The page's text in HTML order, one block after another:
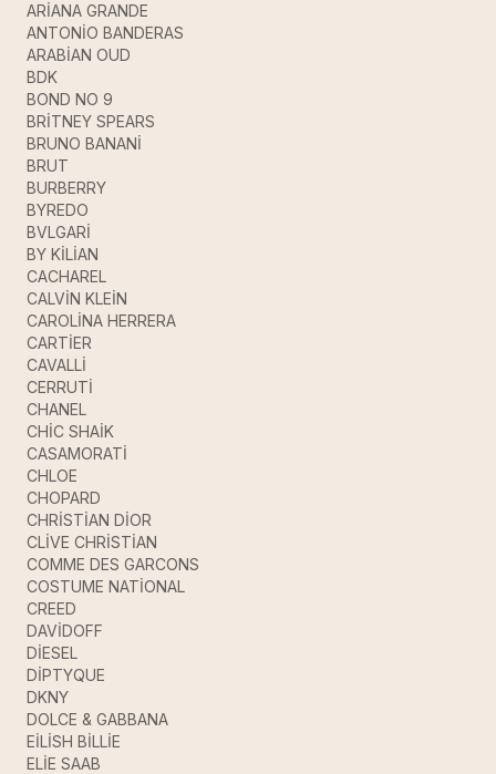
ARİANA GRANDE
ANTONİO BANDERAS
ARABİAN OUD
BDK
BOND NO 9
BRİTNEY SPEARS
BRUNO BANANİ
BRUT
BURBERRY
BYREDO
BVLGARİ
BY KİLİAN
CACHAREL
CALVİN KLEİN
CAROLİNA HERRERA
CARTİER
CAVALLİ
CERRUTİ
CHANEL
CHİC SHAİK
CASAMORATİ
CHLOE
CHOPARD
CHRİSTİAN DİOR
CLİVE CHRİSTİAN
COMME DES GARCONS
COSTUME NATİONAL
CREED
DAVİDOFF
DİESEL
DİPTYQUE
DKNY
DOLCE & GABBANA
EİLİSH BİLLİE
ELİE SAAB